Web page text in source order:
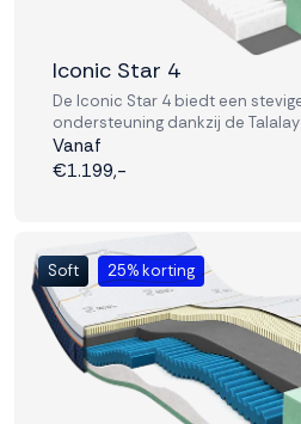
Iconic Star 4
De Iconic Star 4 biedt een
ondersteuning dankzij de
voor wie comfort zoekt zonder in
stabiliteit.
Vanaf
€1.199,-
Soft 25% korting